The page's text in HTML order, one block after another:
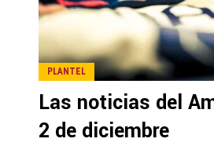
PLANTEL
Las noticias del
2 de diciembre